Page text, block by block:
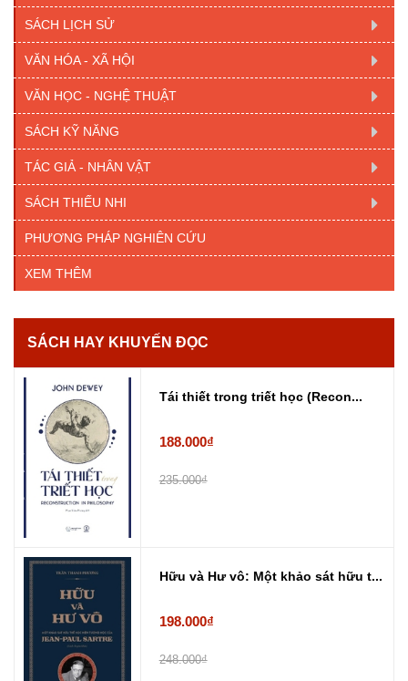
SÁCH LỊCH SỬ
VĂN HÓA - XÃ HỘI
VĂN HỌC - NGHỆ THUẬT
SÁCH KỸ NĂNG
TÁC GIẢ - NHÂN VẬT
SÁCH THIẾU NHI
PHƯƠNG PHÁP NGHIÊN CỨU
XEM THÊM
SÁCH HAY KHUYẾN ĐỌC
Tái thiết trong triết học (Recon...
188.000₫
235.000₫
Hữu và Hư vô: Một khảo sát hữu t...
198.000₫
248.000₫